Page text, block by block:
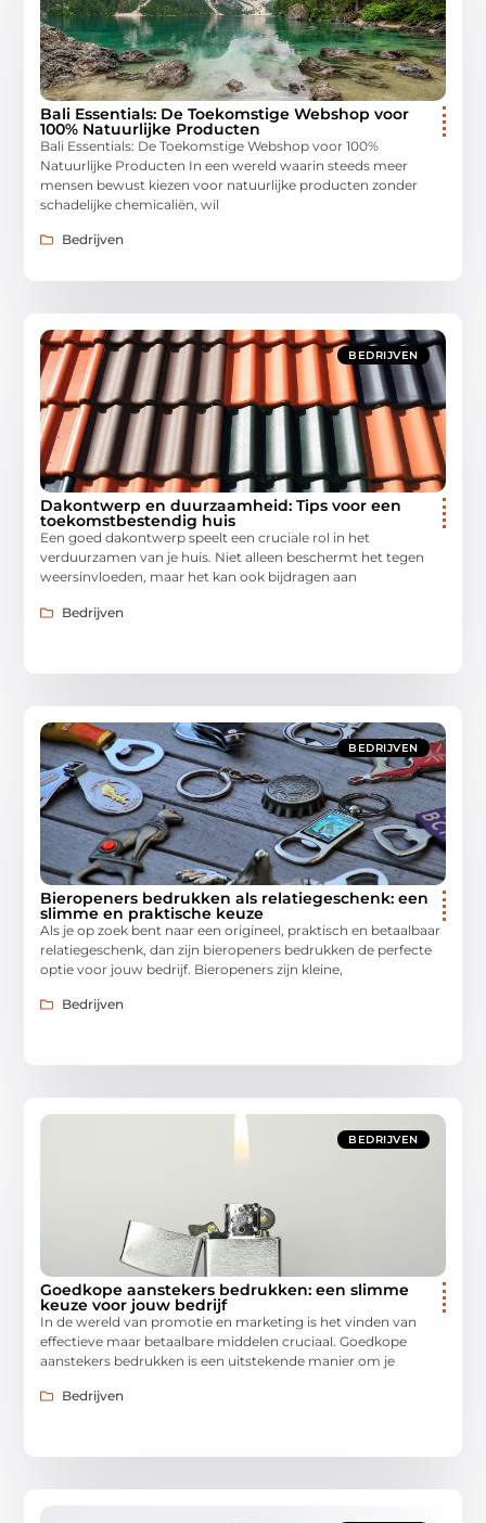
Bali Essentials: De Toekomstige Webshop voor
100% Natuurlijke Producten
Bali Essentials: De Toekomstige Webshop voor 100%
Natuurlijke Producten In een wereld waarin steeds meer
mensen bewust kiezen voor natuurlijke producten zonder
schadelijke chemicaliën, wil
Bedrijven
BEDRIJVEN
Dakontwerp en duurzaamheid: Tips voor een
toekomstbestendig huis
Een goed dakontwerp speelt een cruciale rol in het
verduurzamen van je huis. Niet alleen beschermt het tegen
weersinvloeden, maar het kan ook bijdragen aan
Bedrijven
BEDRIJVEN
Bieropeners bedrukken als relatiegeschenk: een
slimme en praktische keuze
Als je op zoek bent naar een origineel, praktisch en betaalbaar
relatiegeschenk, dan zijn bieropeners bedrukken de perfecte
optie voor jouw bedrijf. Bieropeners zijn kleine,
Bedrijven
BEDRIJVEN
Goedkope aanstekers bedrukken: een slimme
keuze voor jouw bedrijf
In de wereld van promotie en marketing is het vinden van
effectieve maar betaalbare middelen cruciaal. Goedkope
aanstekers bedrukken is een uitstekende manier om je
Bedrijven